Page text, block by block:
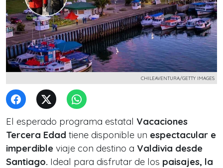
CHILEAVENTURA/GETTY IMAGES
El esperado programa estatal Vacaciones
Tercera Edad tiene disponible un espectacular e
imperdible viaje con destino a Valdivia desde
Santiago. Ideal para disfrutar de los paisajes, la